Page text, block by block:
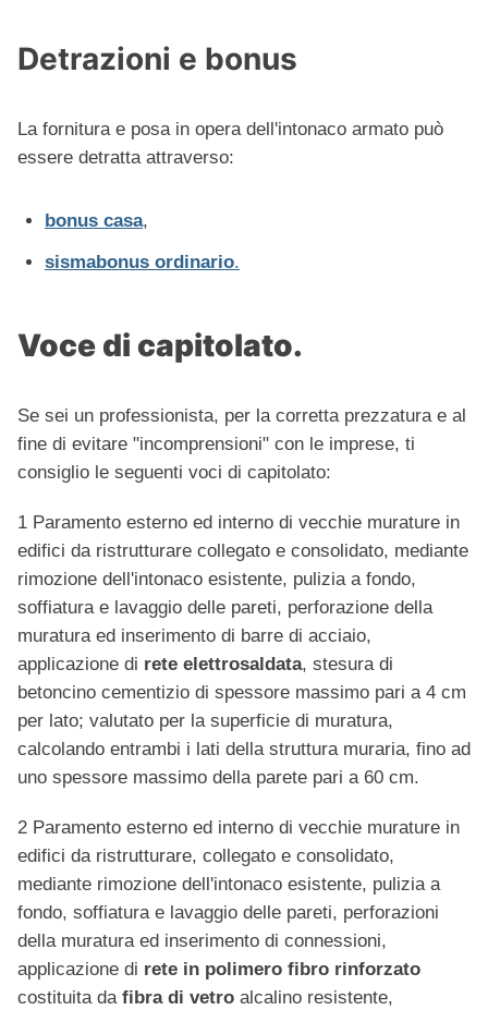
Detrazioni e bonus
La fornitura e posa in opera dell'intonaco armato può
essere detratta attraverso:
bonus casa,
sismabonus ordinario.
Voce di capitolato.
Se sei un professionista, per la corretta prezzatura e al
fine di evitare "incomprensioni" con le imprese, ti
consiglio le seguenti voci di capitolato:
1 Paramento esterno ed interno di vecchie murature in
edifici da ristrutturare collegato e consolidato, mediante
rimozione dell'intonaco esistente, pulizia a fondo,
soffiatura e lavaggio delle pareti, perforazione della
muratura ed inserimento di barre di acciaio,
applicazione di rete elettrosaldata, stesura di
betoncino cementizio di spessore massimo pari a 4 cm
per lato; valutato per la superficie di muratura,
calcolando entrambi i lati della struttura muraria, fino ad
uno spessore massimo della parete pari a 60 cm.
2 Paramento esterno ed interno di vecchie murature in
edifici da ristrutturare, collegato e consolidato,
mediante rimozione dell'intonaco esistente, pulizia a
fondo, soffiatura e lavaggio delle pareti, perforazioni
della muratura ed inserimento di connessioni,
applicazione di rete in polimero fibro rinforzato
costituita da fibra di vetro alcalino resistente,